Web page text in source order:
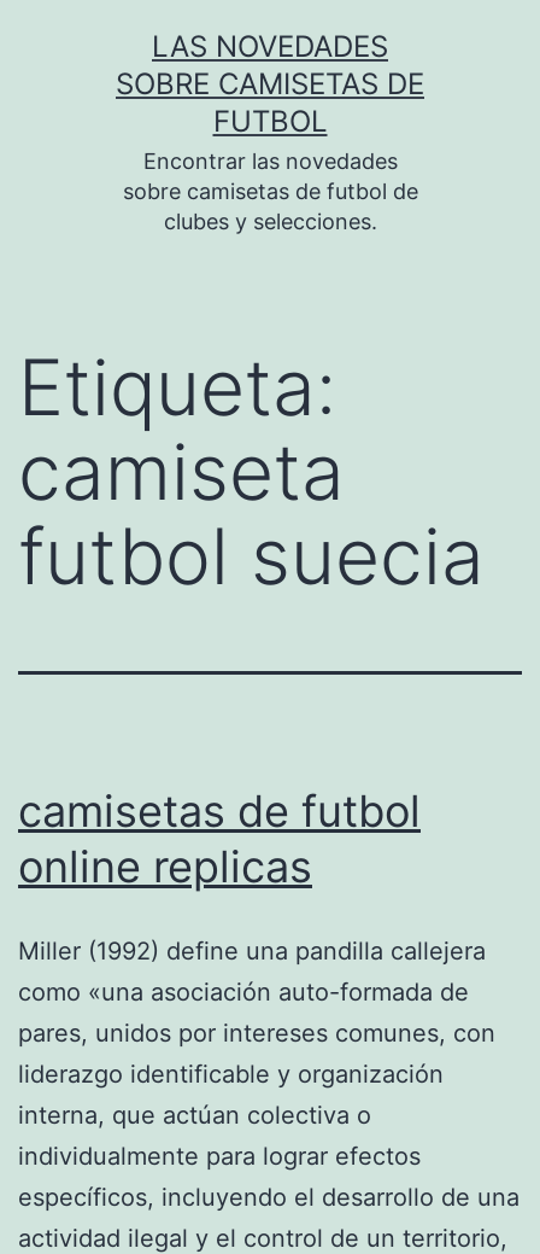
LAS NOVEDADES
SOBRE CAMISETAS DE
FUTBOL
Encontrar las novedades
sobre camisetas de futbol de
clubes y selecciones.
Etiqueta:
camiseta
futbol suecia
camisetas de futbol
online replicas
Miller (1992) define una pandilla callejera
como «una asociación auto-formada de
pares, unidos por intereses comunes, con
liderazgo identificable y organización
interna, que actúan colectiva o
individualmente para lograr efectos
específicos, incluyendo el desarrollo de una
actividad ilegal y el control de un territorio,